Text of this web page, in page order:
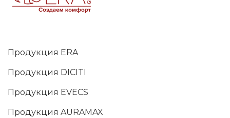
Продукция ERA
Продукция DICITI
Продукция EVECS
Продукция AURAMAX